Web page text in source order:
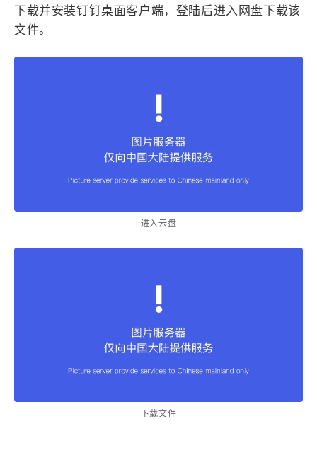
下载并安装钉钉桌面客户端，登陆后进入网盘下载该
文件。
进入云盘
下载文件